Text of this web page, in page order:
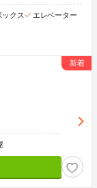
ックス エレベーター